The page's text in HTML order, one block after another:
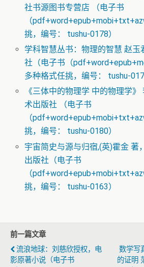
社书源图书专营店 （电子书
（
挑，编号： tushu-0178）
学科智慧丛书：物理的智慧 赵玉
社（电子书（
多种格式任挑，编号： tushu-
《三体中的物理学 中的物理学
术出版社 （电子书
（
挑，编号： tushu-0180）
宇宙简史与源与归宿,(英)霍金 著
出版社（电子书
（
挑，编号： tushu-0163）
前一篇文章
流浪地球：刘慈欣授权，电
影原著小说（电子书
数学写
的证明